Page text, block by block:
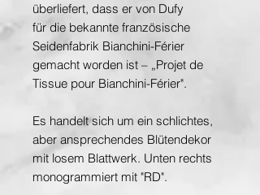
überliefert, dass er von Dufy
für die bekannte französische
Seidenfabrik Bianchini-Férier
gemacht worden ist – „Projet de
Tissue pour Bianchini-Férier".
Es handelt sich um ein schlichtes,
aber ansprechendes Blütendekor
mit losem Blattwerk. Unten rechts
monogrammiert mit "RD".